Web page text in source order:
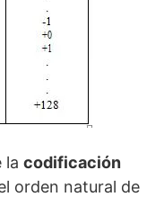
la codificación
orden natural de